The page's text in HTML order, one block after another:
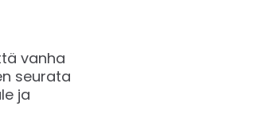
vanha
seurata
ja